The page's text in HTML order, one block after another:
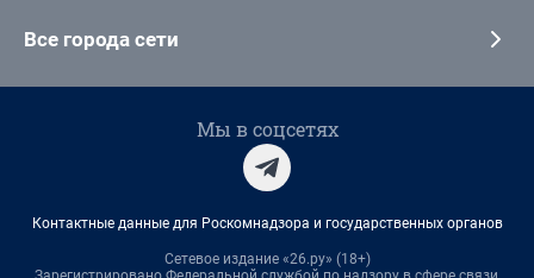
Все города сети
Мы в соцсетях
Контактные данные для Роскомнадзора и государственных органов
Сетевое издание «26.ру» (18+)